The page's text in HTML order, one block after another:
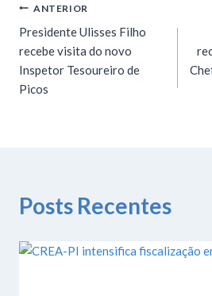
ANTERIOR
Presidente Ulisses Filho
recebe visita do novo
Inspetor Tesoureiro de
Picos
Posts Recentes